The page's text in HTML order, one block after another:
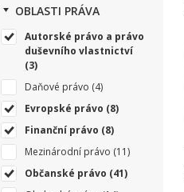
OBLASTI PRÁVA
Autorské právo a právo
duševního vlastnictví
(3)
Daňové právo (4)
Evropské právo (8)
Finanční právo (8)
Mezinárodní právo (11)
Občanské právo (41)